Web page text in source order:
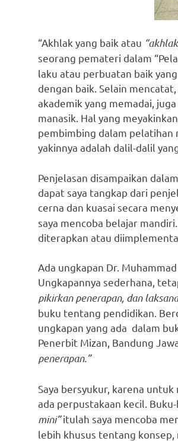
“Akhlak yang baik atau
seorang pemateri dalam
laku atau perbuatan baik
dengan baik. Selain
akademik yang memadai,
manasik. Hal yang
pembimbing dalam pelatihan
yakinnya adalah dalil-dalil
Penjelasan disampaikan
dapat saya tangkap dari
cerna dan kuasai secara
saya mencoba belajar
diterapkan atau
Ada ungkapan Dr.
Ungkapannya sederhana,
pikirkan penerapan, dan
buku tentang pendidikan.
ungkapan yang ada dalam
Penerbit Mizan, Bandung
penerapan.”
Saya bersyukur, karena
ada perpustakaan kecil.
mini”itulah saya mencoba
lebih khusus tentang konsep,